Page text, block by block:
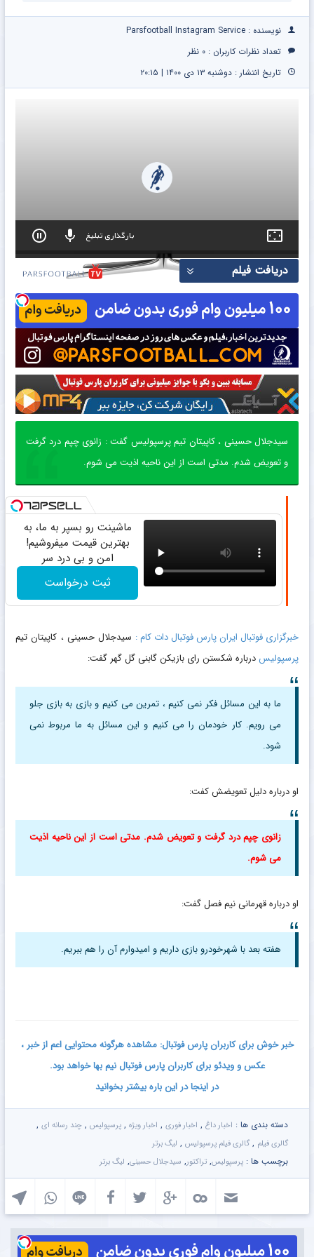
نویسنده : Parsfootball Instagram Service
تعداد نظرات کاربران : ۰ نظر
تاریخ انتشار : دوشنبه ۱۳ دی ۱۴۰۰ | ۲۰:۱۵
0
seconds
0
seconds
بارگذاری تبلیغ
دریافت فیلم
سیدجلال حسینی ، کاپیتان تیم پرسپولیس گفت : زانوی چپم درد گرفت
و تعویض شدم. مدتی است از این ناحیه اذیت می شوم.
ماشینت رو بسپر به ما، به
بهترین قیمت میفروشیم!
امن و بی درد سر
ثبت درخواست
خبرگزاری فوتبال ایران پارس فوتبال دات کام : سیدجلال حسینی ، کاپیتان تیم
پرسپولیس درباره شکستن رای بازیکن گابنی گل گهر گفت:
ما به این مسائل فکر نمی کنیم ، تمرین می کنیم و بازی به بازی جلو
می رویم. کار خودمان را می کنیم و این مسائل به ما مربوط نمی
شود.
او درباره دلیل تعویضش کفت:
زانوی چپم درد گرفت و تعویض شدم. مدتی است از این ناحیه اذیت
می شوم.
او درباره قهرمانی نیم فصل گفت:
هفته بعد با شهرخودرو بازی داریم و امیدوارم آن را هم ببریم.
خبر خوش برای کاربران پارس فوتبال: مشاهده هرگونه محتوایی اعم از خبر ،
عکس و ویدئو برای کاربران پارس فوتبال نیم بها خواهد بود.
در اینجا در این باره بیشتر بخوانید
دسته بندی ها : اخبار داغ , اخبار فوری , اخبار ویژه , پرسپولیس , چند رسانه ای ,
گالری فیلم , گالری فیلم پرسپولیس , لیگ برتر
برچسب ها : پرسپولیس, تراکتور, سیدجلال حسینی, لیگ برتر